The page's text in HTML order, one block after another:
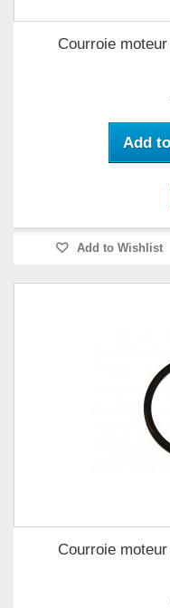
Courroie
Add
Add to Wishlist
Courroie